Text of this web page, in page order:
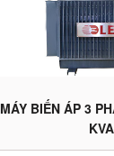
MÁY BIẾN ÁP 3
KVA